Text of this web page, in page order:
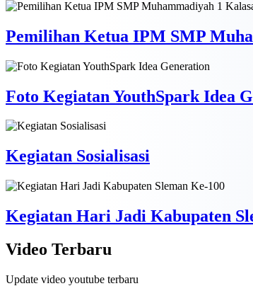
Pemilihan Ketua IPM SMP
Foto Kegiatan YouthSpark Idea
Kegiatan Sosialisasi
Kegiatan Hari Jadi Kabupaten
Video Terbaru
Update video youtube terbaru